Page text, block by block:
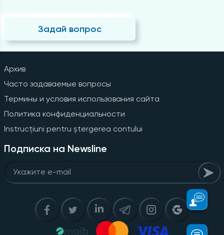
Задай вопрос
Архив
Часто задаваемые вопросы
Термины и условия использования сайта
Политика конфиденциальности
Instrucțiuni pentru ștergerea contului
Подписка на Newsline